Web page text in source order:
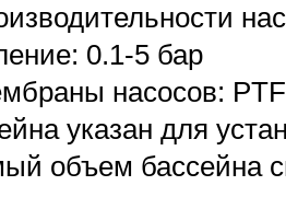
0.1-5 бар
насосов:
указан для
объем бассейна